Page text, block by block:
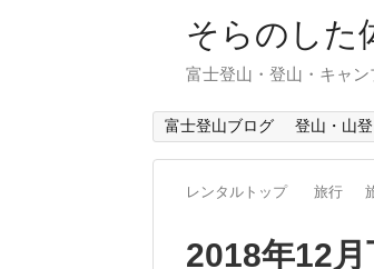
そらのした
富士登山・登山・キャ
富士登山ブログ 登山・山
レンタルトップ 旅行
2018年12